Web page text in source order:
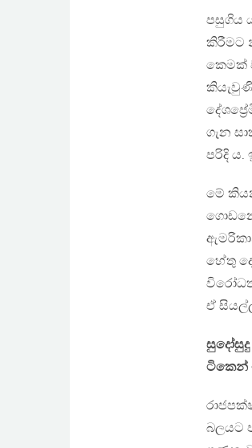
පසුගිය
කිරීමට
කෙමක්
ගැන
පරිදි
මේ
හේතු
ඒ
සුදෝසුදු
ටිකෙන්
බලයට